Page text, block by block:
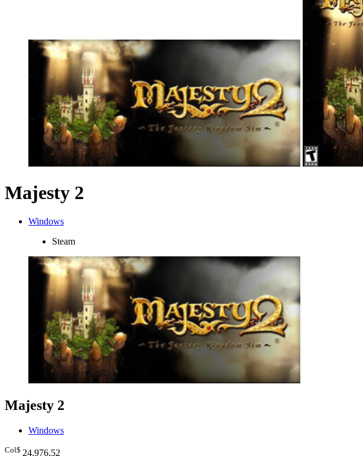
Majesty 2
Windows
Steam
Majesty 2
Windows
Col$ 24.976,52